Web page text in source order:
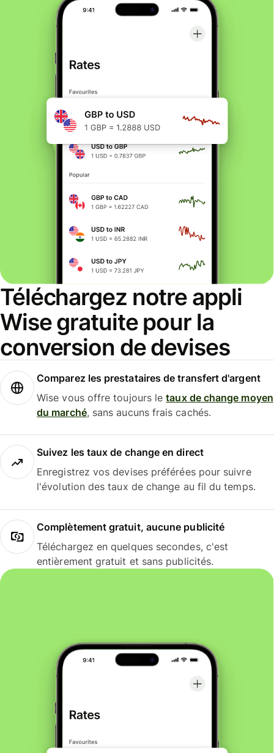
Téléchargez notre appli
Wise gratuite pour la
conversion de devises
Comparez les prestataires de transfert d'argent
Wise vous offre toujours letaux de change moyen
du marché, sans aucuns frais cachés.
Suivez les taux de change en direct
Enregistrez vos devises préférées pour suivre
l'évolution des taux de change au fil du temps.
Complètement gratuit, aucune publicité
Téléchargez en quelques secondes, c'est
entièrement gratuit et sans publicités.